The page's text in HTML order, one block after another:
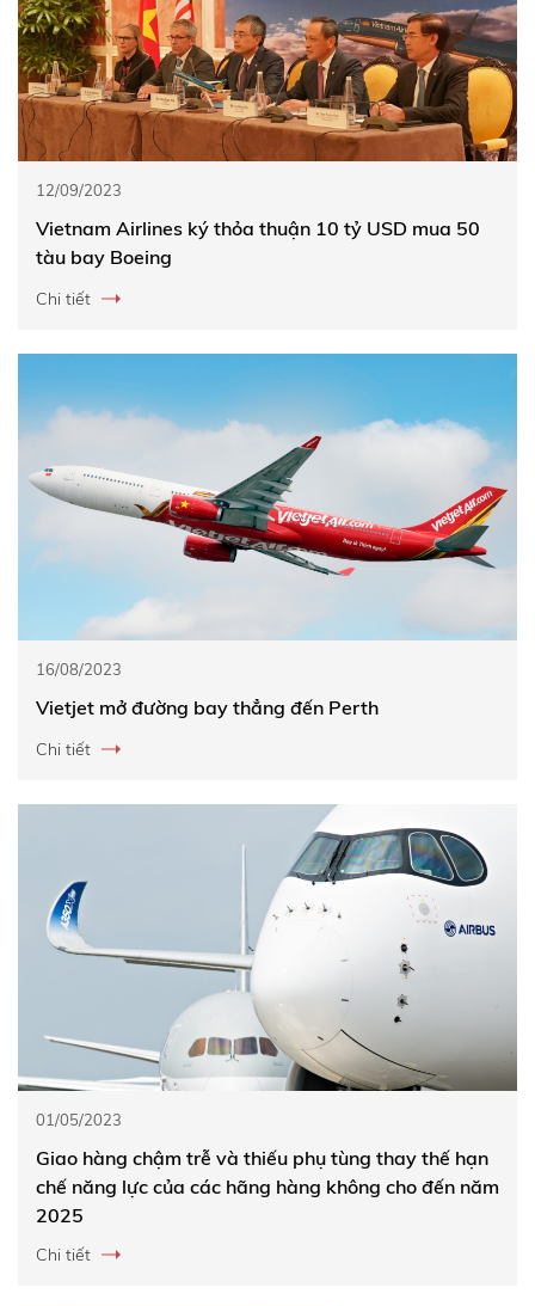
12/09/2023
Vietnam Airlines ký thỏa thuận 10 tỷ USD mua 50
tàu bay Boeing
Chi tiết
16/08/2023
Vietjet mở đường bay thẳng đến Perth
Chi tiết
01/05/2023
Giao hàng chậm trễ và thiếu phụ tùng thay thế hạn
chế năng lực của các hãng hàng không cho đến năm
2025
Chi tiết